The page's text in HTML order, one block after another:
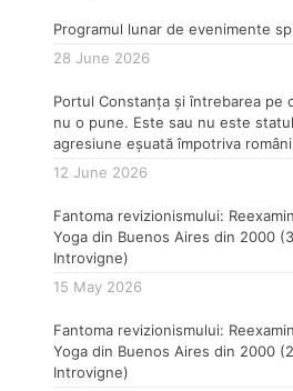
Programul lunar de evenimente
28 June 2026
Portul Constanța și întrebarea pe
nu o pune. Este sau nu este
agresiune eșuată împotriva
12 June 2026
Fantoma revizionismului:
Yoga din Buenos Aires din 2000
Introvigne)
15 May 2026
Fantoma revizionismului:
Yoga din Buenos Aires din 2000
Introvigne)